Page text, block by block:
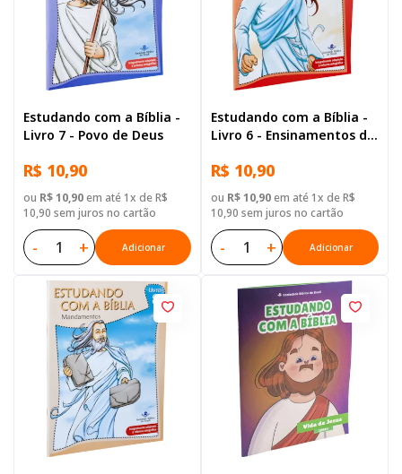
Estudando com a Bíblia -
Livro 7 - Povo de Deus
R$ 10,90
ou R$ 10,90em até 1x de R$
10,90 sem juros no cartão
- + Adicionar
Estudando com a Bíblia -
Livro 6 - Ensinamentos de
R$ 10,90
ou R$ 10,90em até 1x de R$
10,90 sem juros no cartão
- + Adicionar